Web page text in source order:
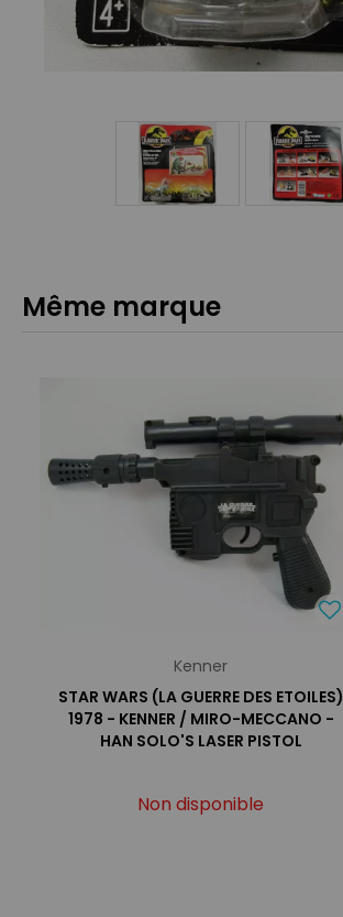
Même marque
Kenner
STAR WARS (LA GUERRE DES ETOILES)
1978 - KENNER / MIRO-MECCANO -
HAN SOLO'S LASER PISTOL
Non disponible